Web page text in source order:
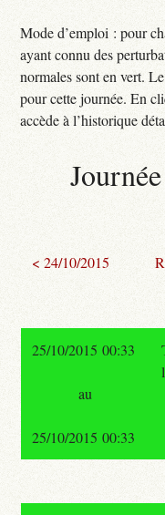
Mode d’emploi : pour
ayant connu des
normales sont en vert.
pour cette journée. En
accède à l’historique
< 24/10/2015
25/10/2015 00:33
au
25/10/2015 00:33